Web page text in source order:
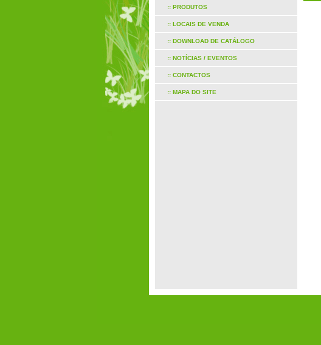
:: PRODUTOS
:: LOCAIS DE VENDA
:: DOWNLOAD DE CATÁLOGO
:: NOTÍCIAS / EVENTOS
:: CONTACTOS
:: MAPA DO SITE